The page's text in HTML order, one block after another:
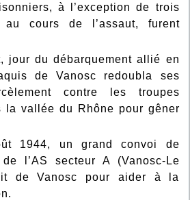
à l’exception de trois
cours de l’assaut, furent
jour du débarquement allié en
de Vanosc redoubla ses
contre les troupes
la vallée du Rhône pour gêner
1944, un grand convoi de
l’AS secteur A (Vanosc-Le
de Vanosc pour aider à la